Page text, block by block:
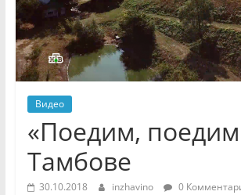
Видео
«Поедим,
Тамбове
30.10.2018 inzhavino
0